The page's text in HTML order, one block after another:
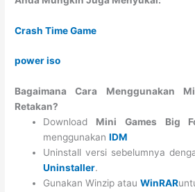
Crash Time Game
power iso
Bagaimana Cara Menggunakan
Retakan?
Download Mini Games Big
menggunakanIDM
Uninstall versi sebelumnya
Uninstaller.
Gunakan Winzip atauWinRAR